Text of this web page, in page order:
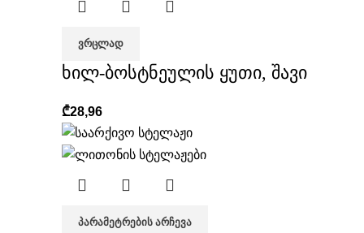
ᲕᲠᲪᲚᲐᲓ
ხილ-ბოსტნეულის ყუთი, შავი
₾28,96
ᲞᲐᲠᲐᲛᲔᲢᲠᲔᲑᲘᲡ ᲐᲠᲩᲔᲕᲐ